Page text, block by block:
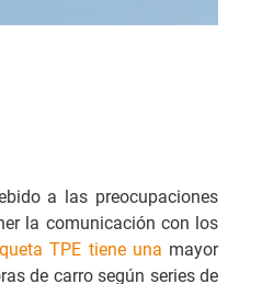
a las preocupaciones
la comunicación con los
TPE tiene una mayor
de carro según series de